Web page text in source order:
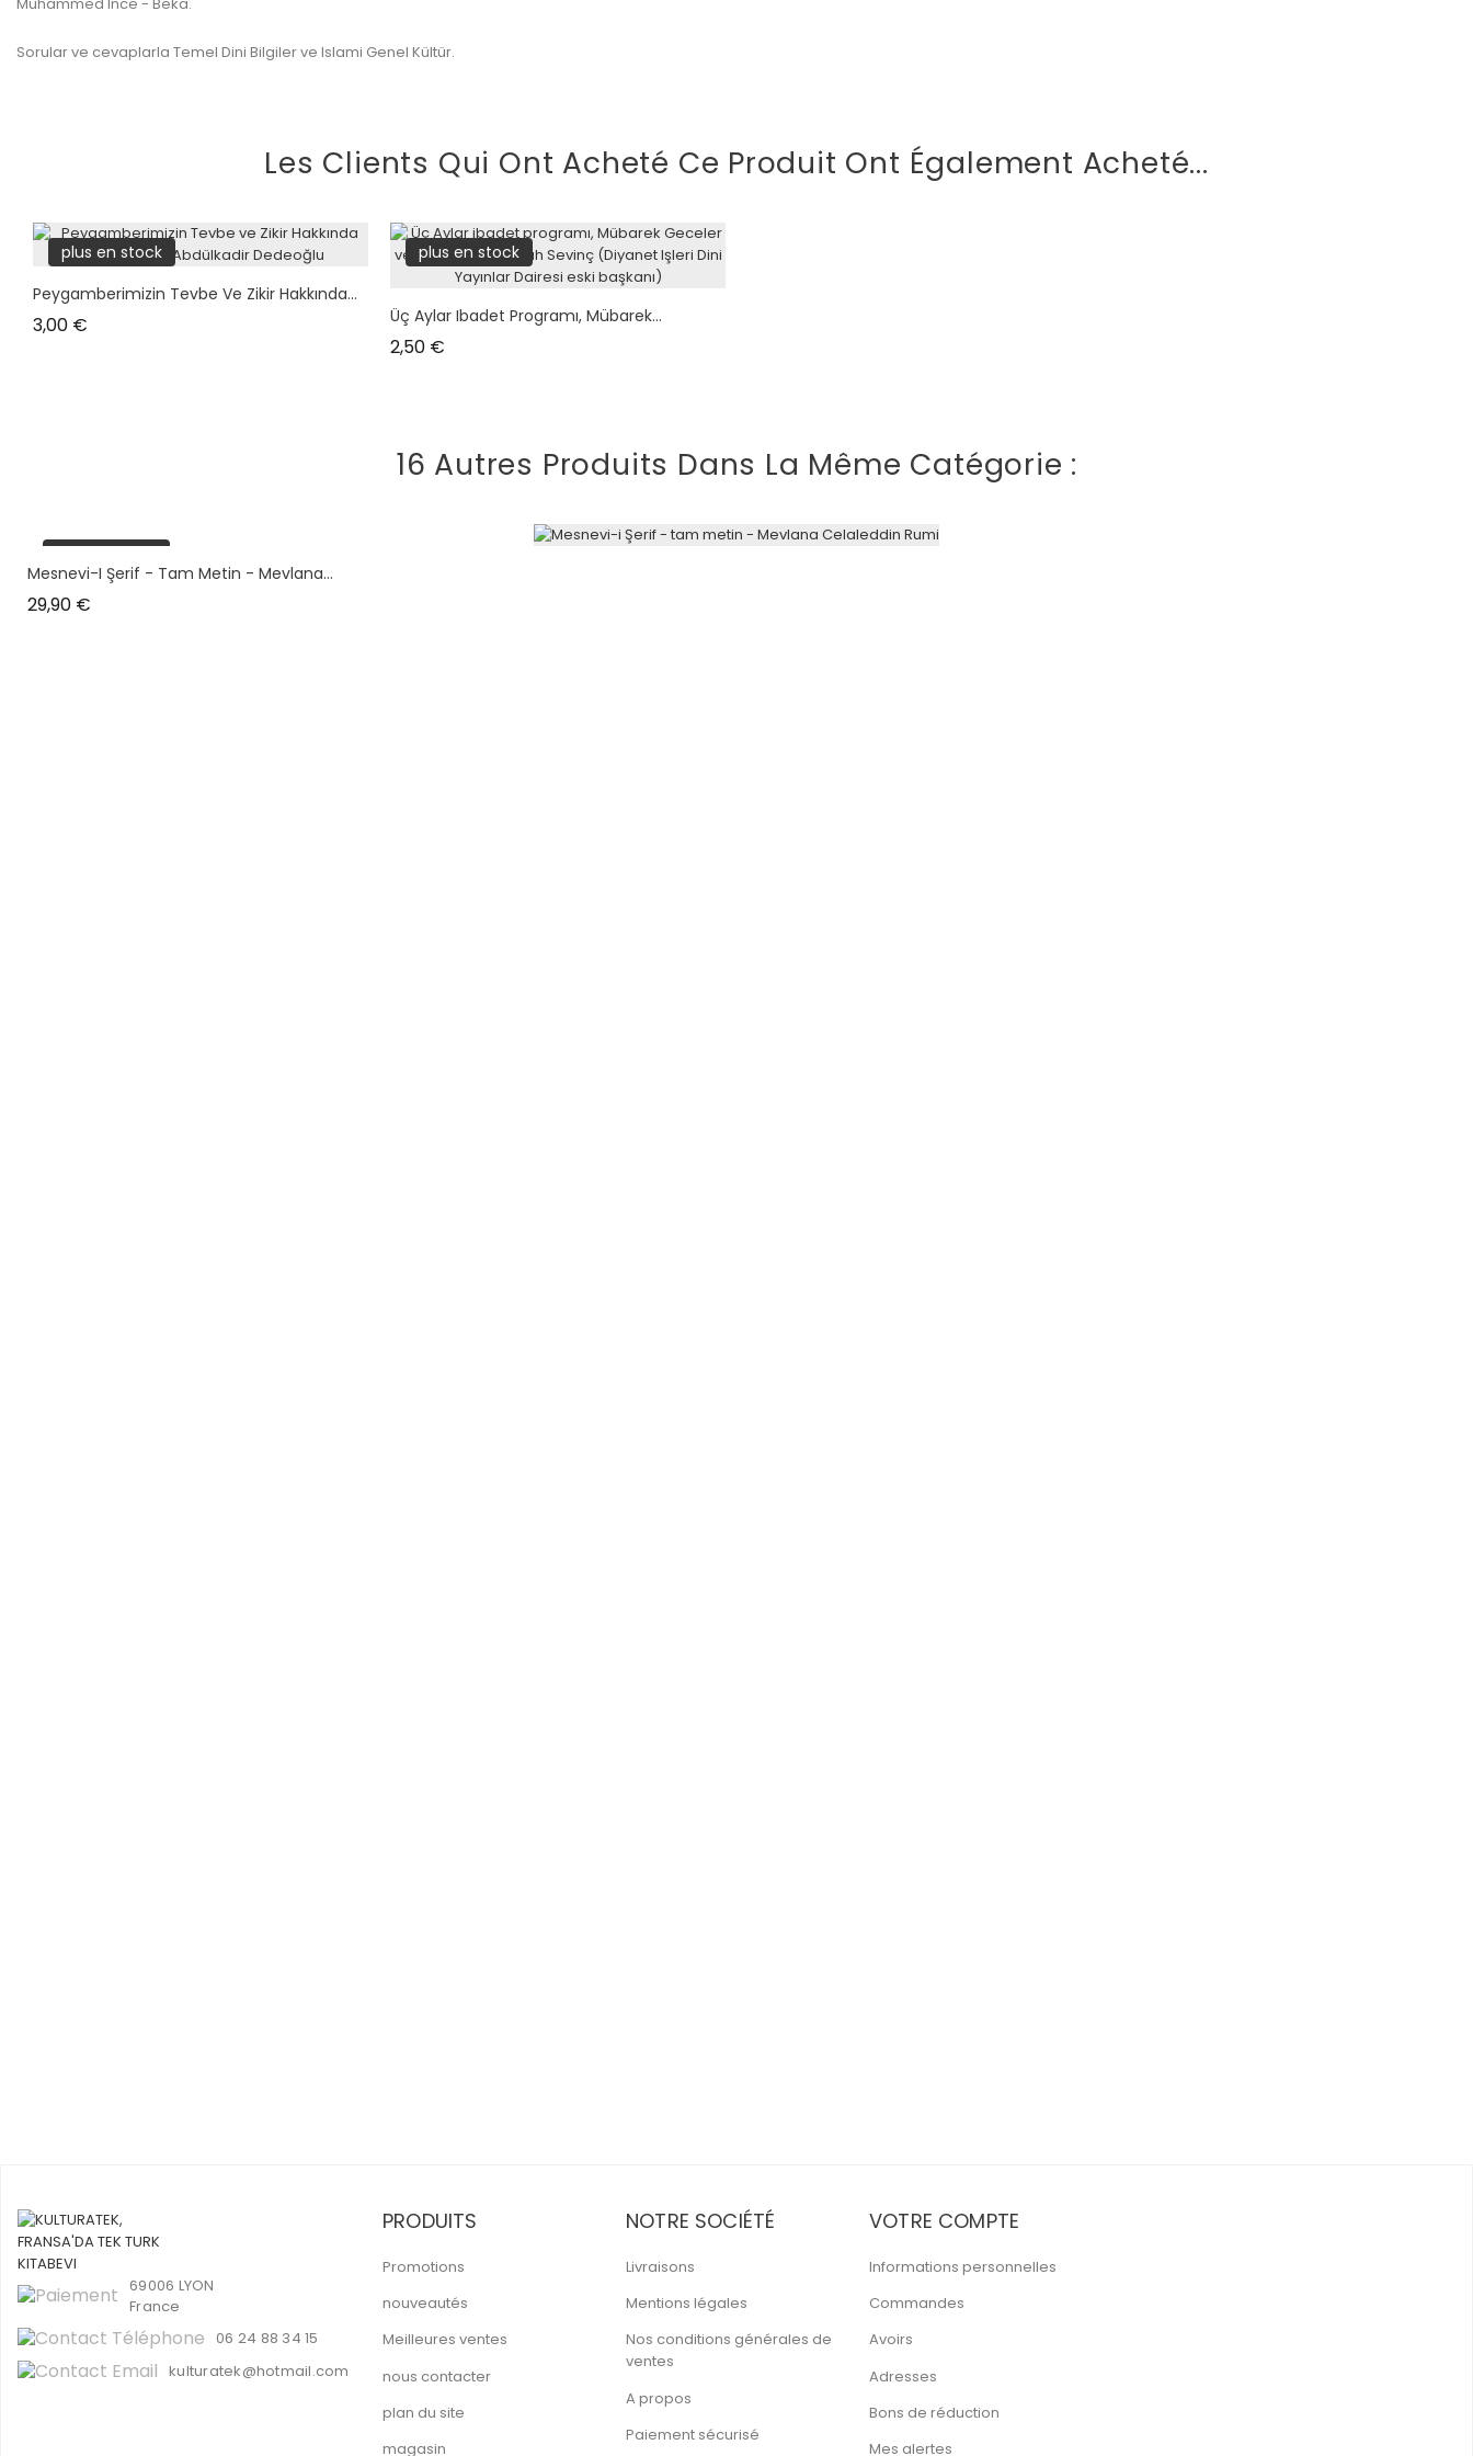
Sorular ve cevaplarla Temel Dini Bilgiler ve Islami Genel Kültür.
Les Clients Qui Ont Acheté Ce Produit Ont Également Acheté...
plus en stock
Peygamberimizin Tevbe Ve Zikir Hakkında...
3,00 €
plus en stock
Üç Aylar Ibadet Programı, Mübarek...
2,50 €
16 Autres Produits Dans La Même Catégorie :
plus en stock
Mesnevi-I Şerif - Tam Metin - Mevlana...
29,90 €
69006 LYON
France
06 24 88 34 15
kulturatek@hotmail.com
PRODUITS
Promotions
nouveautés
Meilleures ventes
nous contacter
plan du site
magasin
NOTRE SOCIÉTÉ
Livraisons
Mentions légales
Nos conditions générales de
ventes
A propos
Paiement sécurisé
VOTRE COMPTE
Informations personnelles
Commandes
Avoirs
Adresses
Bons de réduction
Mes alertes